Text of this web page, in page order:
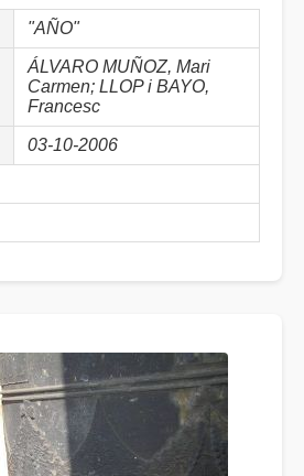
"AÑO"
ÁLVARO MUÑOZ, Mari
Carmen; LLOP i BAYO,
Francesc
03-10-2006